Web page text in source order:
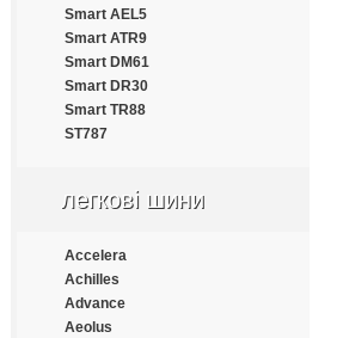
Force
Formula
Fortune
Frideric
Fronway
Fulda
Gallant
Gislaved
Giti
GM Rover
Gold Dove
Smart AEL5
Smart ATR9
Smart DM61
Smart DR30
Smart TR88
ST787
легкові шини
Accelera
Achilles
Advance
Aeolus